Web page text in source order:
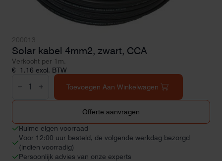
Solar kabel 4mm2, zwart, CCA
Verkocht per 1m.
€ 1,16 excl. BTW
kabel
zwart,
Toevoegen Aan Winkelwagen
Offerte aanvragen
Ruime eigen voorraad
Voor 12:00 uur besteld, de volgende werkdag bezorgd
(indien voorradig)
Persoonlijk advies van onze experts